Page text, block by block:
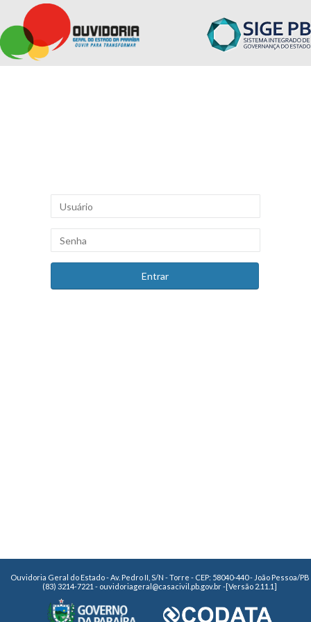
Entrar
Ouvidoria Geral do Estado - Av. Pedro II, S/N - Torre - CEP: 58040-440 - João Pessoa/PB
(83) 3214-7221 - ouvidoriageral@casacivil.pb.gov.br -[Versão 2.11.1]